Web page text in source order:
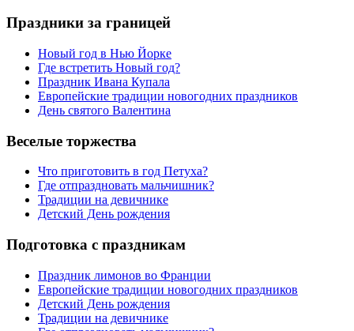
Праздники за границей
Новый год в Нью Йорке
Где встретить Новый год?
Праздник Ивана Купала
Европейские традиции новогодних праздников
День святого Валентина
Веселые торжества
Что приготовить в год Петуха?
Где отпраздновать мальчишник?
Традиции на девичнике
Детский День рождения
Подготовка с праздникам
Праздник лимонов во Франции
Европейские традиции новогодних праздников
Детский День рождения
Традиции на девичнике